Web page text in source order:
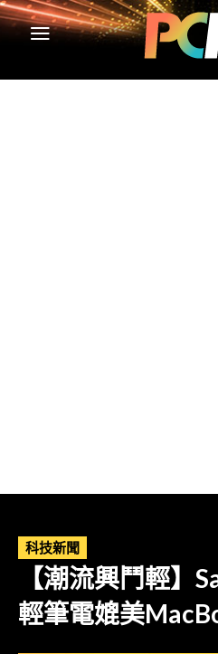
科技新聞
【潮流興鬥輕】
輕筆電媲美